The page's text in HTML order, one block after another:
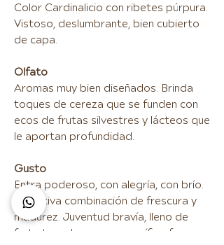
Color Cardinalicio con ribetes púrpura.
Vistoso, deslumbrante, bien cubierto
de capa.
Olfato
Aromas muy bien diseñados. Brinda
toques de cereza que se funden con
ecos de frutas silvestres y lácteos que
le aportan profundidad.
Gusto
Entra poderoso, con alegría, con brío.
Atractiva combinación de frescura y
madurez. Juventud bravía, lleno de
fruta tocada con un magnífico frescor.